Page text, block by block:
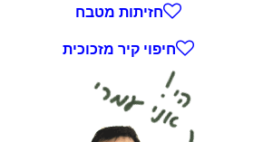
חזיתות מטבח
חיפוי קיר מזכוכית